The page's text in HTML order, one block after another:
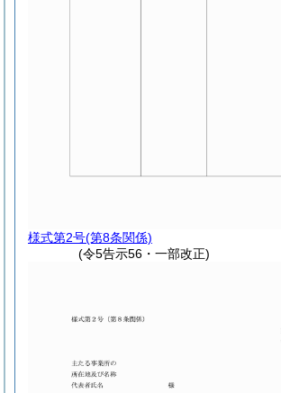
様式第2号(第8条関係)
(令5告示56・一部改正)